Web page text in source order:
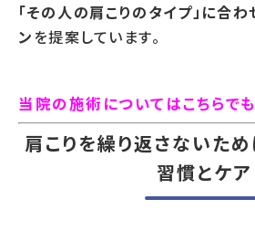
「その人の肩こりのタイプ」に合
ンを提案しています。
当院の施術についてはこちらで
肩こりを繰り返さないため
習慣とケア